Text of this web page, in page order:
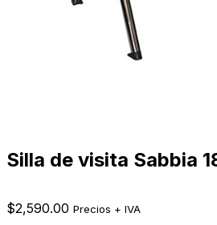
Silla de visita Sabbia
$2,590.00 Precios + IVA